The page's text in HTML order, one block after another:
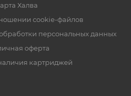
Халва
cookie-файлов
персональных данных
оферта
картриджей